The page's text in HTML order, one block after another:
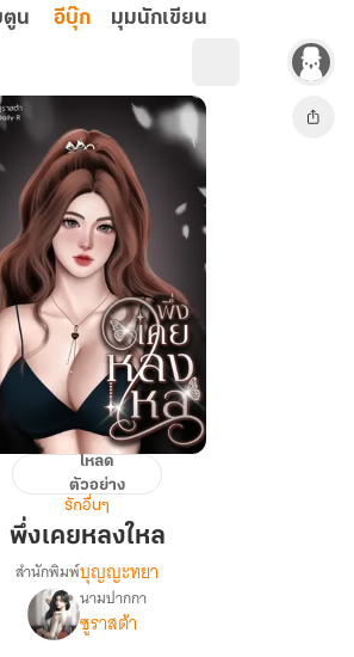
ตูน อีบุ๊ก มุมนักเขียน
ใหล
โหลด
ตัวอย่าง
รักอื่นๆ
พึ่งเคยหลงใหล
เรื่อง
พึ่ง(เคย)หลงใหล
สำนักพิมพ์บุญญะทยา
นามปากกา
ซูราสต้า